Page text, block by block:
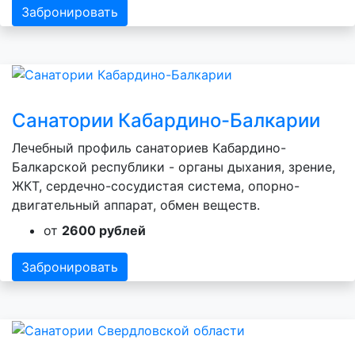
Забронировать
Санатории Кабардино-Балкарии
Лечебный профиль санаториев Кабардино-
Балкарской республики - органы дыхания, зрение,
ЖКТ, сердечно-сосудистая система, опорно-
двигательный аппарат, обмен веществ.
от 2600 рублей
Забронировать